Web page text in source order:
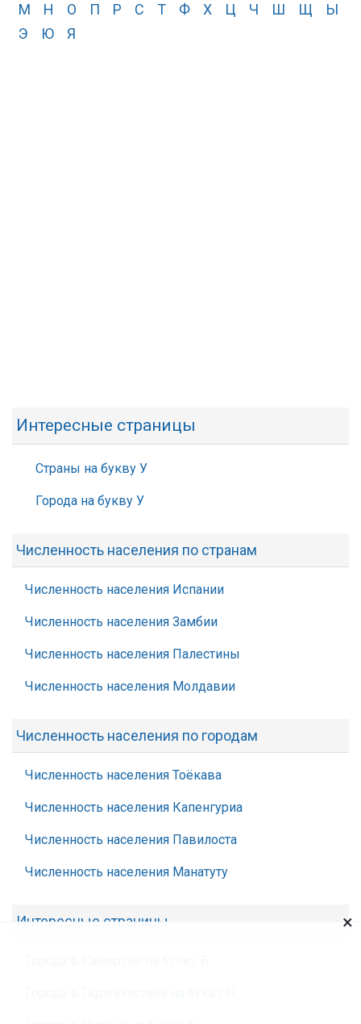
М
Н О П Р С Т Ф Х Ц Ч Ш Щ
Ы
Э
Ю Я
Интересные страницы
Страны на букву У
Города на букву У
Численность населения по странам
Численность населения Испании
Численность населения Замбии
Численность населения Палестины
Численность населения Молдавии
Численность населения по городам
Численность населения Тоёкава
Численность населения Капенгуриа
Численность населения Павилоста
Численность населения Манатуту
Интересные страницы ×